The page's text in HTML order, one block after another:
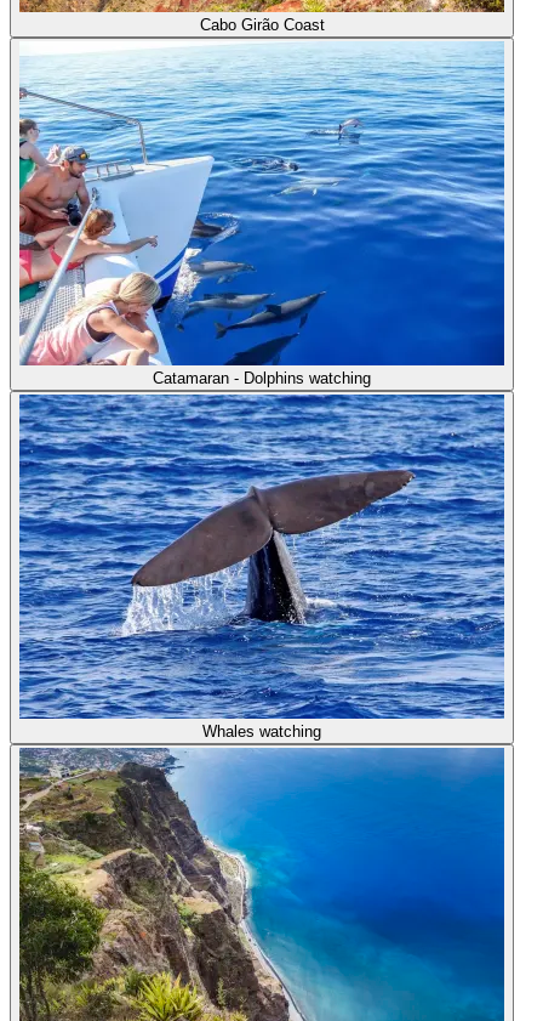
Cabo Girão Coast
Catamaran - Dolphins watching
Whales watching